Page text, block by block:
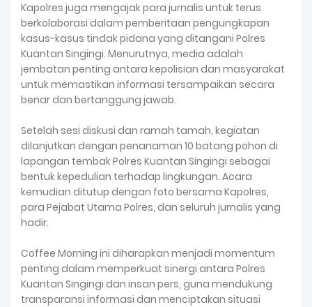
Kapolres juga mengajak para jurnalis untuk terus
berkolaborasi dalam pemberitaan pengungkapan
kasus-kasus tindak pidana yang ditangani Polres
Kuantan Singingi. Menurutnya, media adalah
jembatan penting antara kepolisian dan masyarakat
untuk memastikan informasi tersampaikan secara
benar dan bertanggung jawab.
Setelah sesi diskusi dan ramah tamah, kegiatan
dilanjutkan dengan penanaman 10 batang pohon di
lapangan tembak Polres Kuantan Singingi sebagai
bentuk kepedulian terhadap lingkungan. Acara
kemudian ditutup dengan foto bersama Kapolres,
para Pejabat Utama Polres, dan seluruh jurnalis yang
hadir.
Coffee Morning ini diharapkan menjadi momentum
penting dalam memperkuat sinergi antara Polres
Kuantan Singingi dan insan pers, guna mendukung
transparansi informasi dan menciptakan situasi